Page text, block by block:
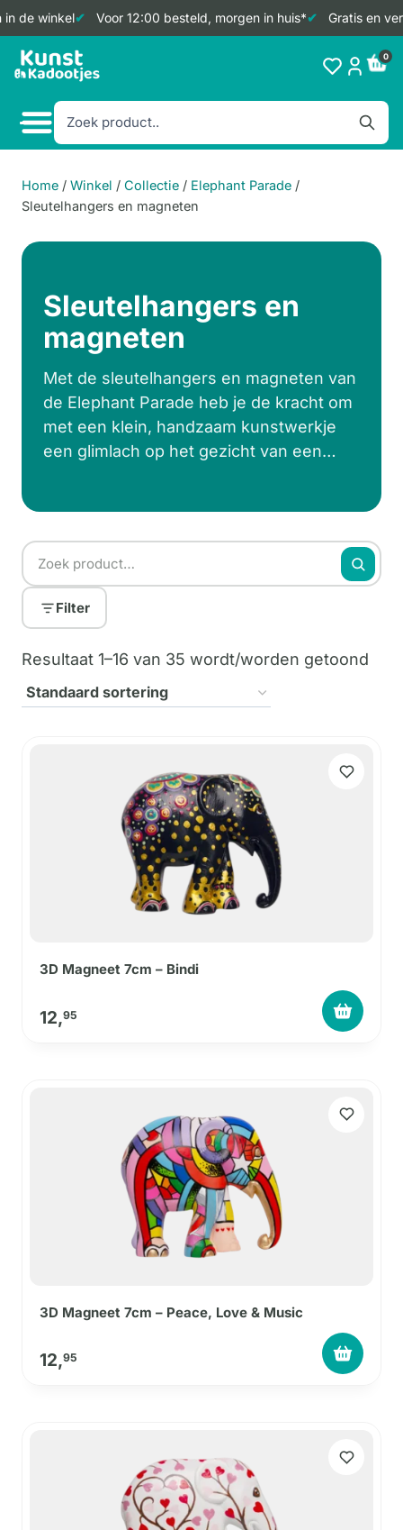
winkel Voor 12:00 besteld, morgen in huis* Gratis en
Doorgaan
naar
0
Home / Winkel / Collectie / Elephant Parade /
Sleutelhangers en magneten
Sleutelhangers en
magneten
Met de sleutelhangers en magneten van
de Elephant Parade heb je de kracht om
met een klein, handzaam kunstwerkje
een glimlach op het gezicht van een
groter doel dient. Bij Kunst en Kadootjes
hebben we precies wat je zoekt. De
Elephant Parade beeldjes uit de collectie
van 5cm olifanten en sleutelhangers,
symboliseren de schoonheid van deze
majestueuze dieren en dienen als een
Filter
Resultaat 1–16 van 35 wordt/worden getoond
3D Magneet 7cm – Bindi
12,95
3D Magneet 7cm – Peace, Love & Music
12,95